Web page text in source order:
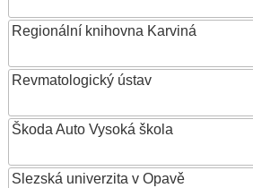
Regionální knihovna Karviná
Revmatologický ústav
Škoda Auto Vysoká škola
Slezská univerzita v Opavě